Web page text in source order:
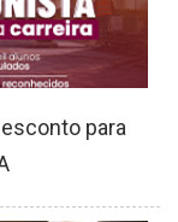
para